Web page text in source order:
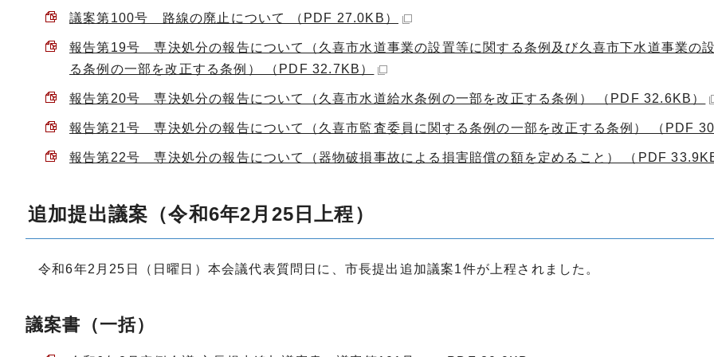
議案第100号 路線の廃止について （PDF 27.0KB）
報告第19号 専決処分の報告について（久喜市水道事業の設置等に関する条例及び久喜市下水道事業の
る条例の一部を改正する条例） （PDF 32.7KB）
報告第20号 専決処分の報告について（久喜市水道給水条例の一部を改正する条例） （PDF 32.6KB）
報告第21号 専決処分の報告について（久喜市監査委員に関する条例の一部を改正する条例） （PDF
報告第22号 専決処分の報告について（器物破損事故による損害賠償の額を定めること） （PDF
追加提出議案（令和6年2月25日上程）
令和6年2月25日（日曜日）本会議代表質問日に、市長提出追加議案1件が上程されました。
議案書（一括）